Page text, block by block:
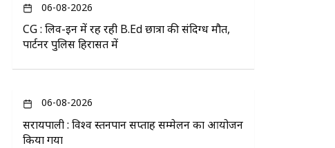
06-08-2026
CG : लिव-इन में रह रही B.Ed छात्रा की संदिग्ध मौत,
पार्टनर पुलिस हिरासत में
06-08-2026
सरायपाली : विश्व स्तनपान सप्ताह सम्मेलन का आयोजन
किया गया